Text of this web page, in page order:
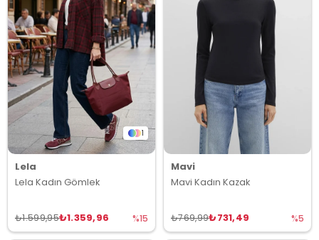
1
Lela
Lela Kadın Gömlek
₺1.359,96
₺1.599,95 %15
Mavi
Mavi Kadın Kazak
₺731,49
₺769,99 %5